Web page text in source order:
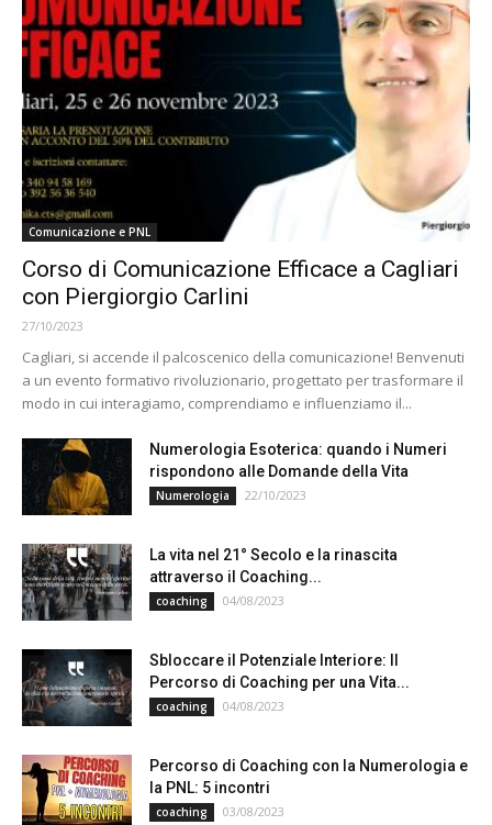
Comunicazione e PNL
Corso di Comunicazione Efficace a Cagliari
con Piergiorgio Carlini
27/10/2023
Cagliari, si accende il palcoscenico della comunicazione! Benvenuti
a un evento formativo rivoluzionario, progettato per trasformare il
modo in cui interagiamo, comprendiamo e influenziamo il...
Numerologia Esoterica: quando i Numeri
rispondono alle Domande della Vita
Numerologia 22/10/2023
La vita nel 21° Secolo e la rinascita
attraverso il Coaching...
coaching 04/08/2023
Sbloccare il Potenziale Interiore: Il
Percorso di Coaching per una Vita...
coaching 04/08/2023
Percorso di Coaching con la Numerologia e
la PNL: 5 incontri
coaching 03/08/2023